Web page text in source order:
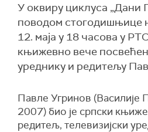
У оквиру циклуса „Дани
поводом стогодишњице
12. маја у 18 часова у
књижевно вече
уреднику и редитељу
Павле Угринов (Василије
2007) био је српски
редитељ, телевизијски